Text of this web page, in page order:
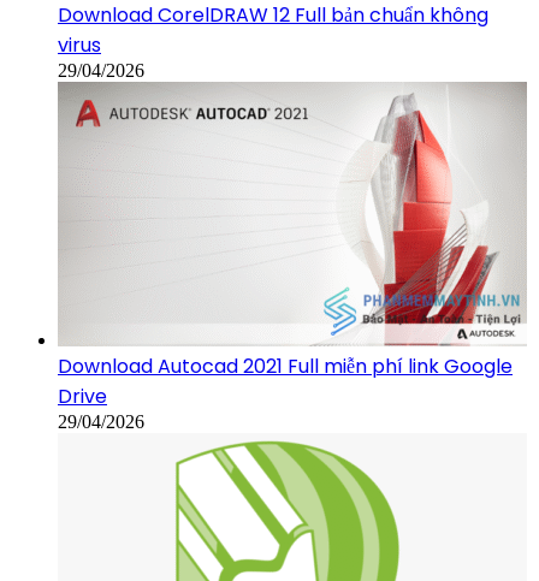
Download CorelDRAW 12 Full bản chuẩn không
virus
29/04/2026
Download Autocad 2021 Full miễn phí link Google
Drive
29/04/2026